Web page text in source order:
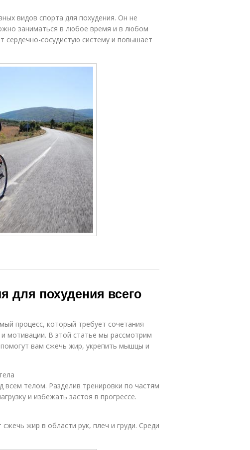
Упражнения на
тело
Упражнения для
достижения
Зарядка для
Упражнения для
бедер
Дыхательные
упражнения
Упражнения для
укрепления
видов спорта для похудения. Он не
заниматься в любое время и в любом
сердечно-сосудистую систему и повышает
похудения всего
процесс, который требует сочетания
мотивации. В этой статье мы рассмотрим
вам сжечь жир, укрепить мышцы и
телом. Разделив тренировки по частям
и избежать застоя в прогрессе.
жир в области рук, плеч и груди. Среди